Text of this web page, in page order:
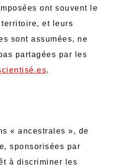
ont souvent le
et leurs
sont assumées, ne
partagées par les
.
« ancestrales », de
sponsorisées par
à discriminer les